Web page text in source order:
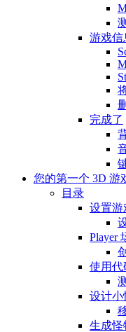
游戏信
完成了
您的第一个 3D 游
目录
设置游
Player
使用代
设计小
生成怪